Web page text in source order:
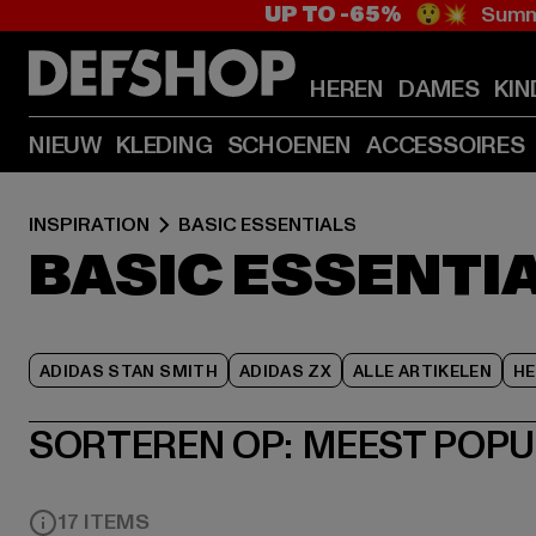
UP TO -65% 😲💥
HEREN DAMES
NIEUW KLEDING SCHOENEN ACCESSOIRES
INSPIRATION BASIC ESSENTIALS
BASIC
ADIDAS STAN SMITH ADIDAS ZX ALLE ARTIKELEN
SORTEREN OP: MEEST
17 ITEMS